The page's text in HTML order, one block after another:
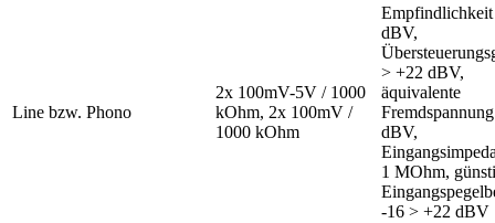
Line bzw. Phono
2x 100mV-5V / 1000
kOhm, 2x 100mV /
1000 kOhm
dBV,
> +22 dBV,
äquivalente
dBV,
1 MOhm,
-16 > +22 dBV